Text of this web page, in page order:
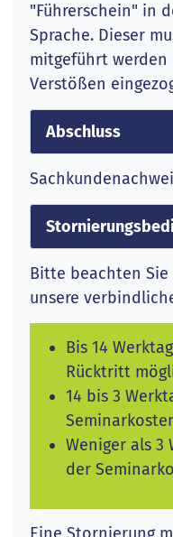
"Führerschein" in
Sprache. Dieser
mitgeführt werden
Verstößen
Abschluss
Bitte beachten
unsere
Bis 14
Rücktritt
14 bis 3
Weniger als 3
der